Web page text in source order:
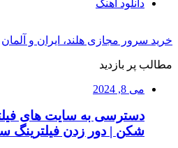
دانلود آهنگ
خرید سرور مجازی هلند، ایران و آلمان
مطالب پر بازدید
می 8, 2024
دسترسی به سایت های فیلتر
شکن | دور زدن فیلترینگ